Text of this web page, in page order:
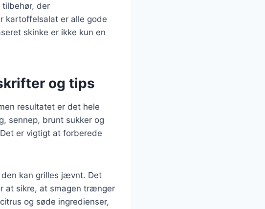
der
kartoffelsalat er alle gode
skinke er ikke kun en
og tips
resultatet er det hele
sennep, brunt sukker og
er vigtigt at forberede
kan grilles jævnt. Det
at sikre, at smagen trænger
og søde ingredienser,